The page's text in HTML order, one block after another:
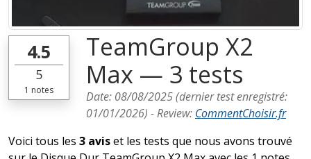
4.5
5
1 notes
TeamGroup X2
Max — 3 tests
Date: 08/08/2025(dernier test enregistré:
01/01/2026) -Review: CommentChoisir.fr
Voici tous les 3 aviset les tests que nous avons trouvé